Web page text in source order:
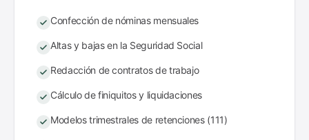
Confección de nóminas mensuales
Altas y bajas en la Seguridad Social
Redacción de contratos de trabajo
Cálculo de finiquitos y liquidaciones
Modelos trimestrales de retenciones (111)